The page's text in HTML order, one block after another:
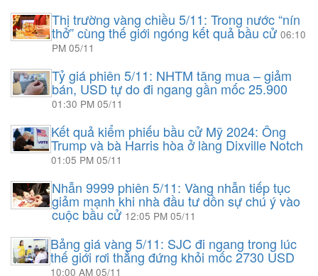
Thị trường vàng chiều 5/11: Trong nước “nín
thở” cùng thế giới ngóng kết quả bầu cử 06:10
PM 05/11
Tỷ giá phiên 5/11: NHTM tăng mua – giảm
bán, USD tự do đi ngang gần mốc 25.900
01:30 PM 05/11
Kết quả kiểm phiếu bầu cử Mỹ 2024: Ông
Trump và bà Harris hòa ở làng Dixville Notch
01:05 PM 05/11
Nhẫn 9999 phiên 5/11: Vàng nhẫn tiếp tục
giảm mạnh khi nhà đầu tư dồn sự chú ý vào
cuộc bầu cử 12:05 PM 05/11
Bảng giá vàng 5/11: SJC đi ngang trong lúc
thế giới rơi thẳng đứng khỏi mốc 2730 USD
10:00 AM 05/11